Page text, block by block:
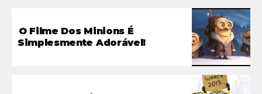
O Filme Dos Minions É
Simplesmente Adorável!